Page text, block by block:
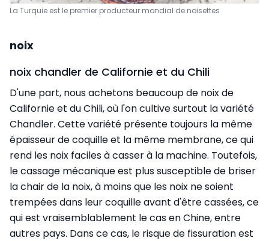
La Turquie est le premier producteur mondial de noisettes
noix
noix chandler de Californie et du Chili
D'une part, nous achetons beaucoup de noix de
Californie et du Chili, où l'on cultive surtout la variété
Chandler. Cette variété présente toujours la même
épaisseur de coquille et la même membrane, ce qui
rend les noix faciles à casser à la machine. Toutefois,
le cassage mécanique est plus susceptible de briser
la chair de la noix, à moins que les noix ne soient
trempées dans leur coquille avant d'être cassées, ce
qui est vraisemblablement le cas en Chine, entre
autres pays. Dans ce cas, le risque de fissuration est